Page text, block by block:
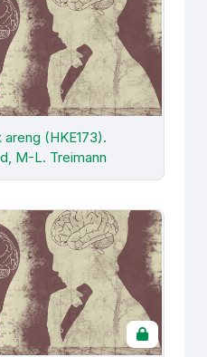
areng (HKE173).
M-L. Treimann
(HKE173). Sessioonõpe -